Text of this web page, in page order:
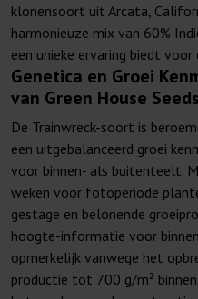
klonensoort uit Arcata,
harmonieuze mix van 60%
een unieke ervaring biedt
Genetica en Groei
van Green House Seeds
De Trainwreck-soort is
een uitgebalanceerd groei
voor binnen- als buitenteelt.
weken voor fotoperiode
gestage en belonende
hoogte-informatie voor
opmerkelijk vanwege het
productie tot 700 g/m²